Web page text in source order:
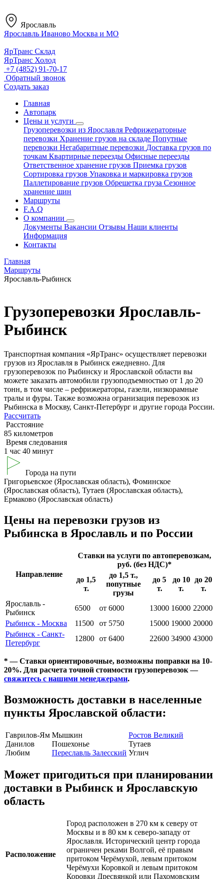
Ярославль
Ярославль Иваново Москва и МО
ЯрТранс Склад
ЯрТранс Холод
+7 (4852) 91-70-17
Обратный звонок
Создать заказ
Главная
Автопарк
Цены и услуги
Грузоперевозки из Ярославля Рефрижераторные
перевозки Хранение грузов на складе Попутные
перевозки Негабаритные перевозки Доставка грузов по
точкам Квартирные переезды Офисные переезды
Ответственное хранение грузов Приемка грузов
Сортировка грузов Упаковка и маркировка грузов
Паллетирование грузов Обрешетка груза Сезонное
хранение шин
Маршруты
F.A.Q
О компании
Документы Вакансии Отзывы Наши клиенты
Информация
Контакты
Главная
Маршруты
Ярославль-Рыбинск
Грузоперевозки Ярославль-
Рыбинск
Транспортная компания «ЯрТранс» осуществляет перевозки
грузов из Ярославля в Рыбинск ежедневно. Для
грузоперевозок по Рыбинску и Ярославской области вы
можете заказать автомобили грузоподъемностью от 1 до 20
тонн, в том числе – рефрижераторы, газели, низкорамные
тралы и фуры. Также возможна огранизация перевозок из
Рыбинска в Москву, Санкт-Петербург и другие города России.
Рассчитать
Расстояние
85 километров
Время следования
1 час 40 минут
Города на пути
Григорьевское (Ярославская область), Фоминское
(Ярославская область), Тутаев (Ярославская область),
Ермаково (Ярославская область)
Цены на перевозки грузов из
Рыбинска в Ярославль и по России
Направление
Ставки на услуги по автоперевозкам,
руб. (без НДС)*
до 1,5
т.
до 1,5 т.,
попутные
грузы
до 5
т.
до 10
т.
до 20
т.
Ярославль -
Рыбинск
6500 от 6000 13000 16000 22000
Рыбинск - Москва
11500 от 5750 15000 19000 20000
Рыбинск - Санкт-
Петербург
12800 от 6400 22600 34900 43000
* — Ставки ориентировочные, возможны поправки на 10-
20%. Для расчета точной стоимости грузоперевозок —
свяжитесь с нашими менеджерами.
Возможность доставки в населенные
пункты Ярославской области:
Гаврилов-Ям
Данилов
Любим
Мышкин
Пошехонье
Переславль Залесский
Ростов Великий
Тутаев
Углич
Может пригодиться при планировании
доставки в Рыбинск и Ярославскую
область
Расположение
Город расположен в 270 км к северу от
Москвы и в 80 км к северо-западу от
Ярославля. Исторический центр города
ограничен реками Волгой, её правым
притоком Черёмухой, левым притоком
Черёмухи Коровкой и левым притоком
Коровки Дресвянкой или Пахомовским